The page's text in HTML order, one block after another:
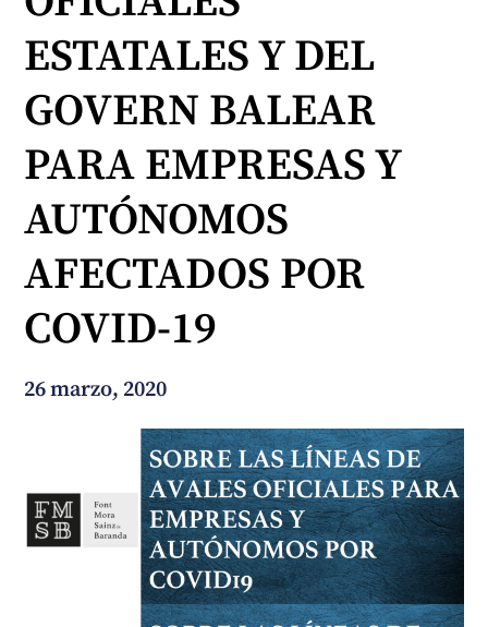
Noticias
¿En qué podemos ayudarte?
ESTATALES Y DEL
GOVERN BALEAR
PARA EMPRESAS Y
AUTÓNOMOS
AFECTADOS POR
COVID-19
26 marzo, 2020